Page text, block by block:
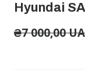
Hyundai
₴7 000,00